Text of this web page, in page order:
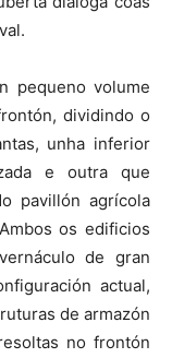
pequeno volume
dividindo o
unha inferior
e outra que
pavillón agrícola
os edificios
de gran
actual,
de armazón
no frontón